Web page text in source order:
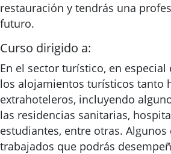
restauración y tendrás una
futuro.
Curso dirigido a:
En el sector turístico, en
los alojamientos turísticos tanto
extrahoteleros, incluyendo
las residencias sanitarias,
estudiantes, entre otras.
trabajados que podrás